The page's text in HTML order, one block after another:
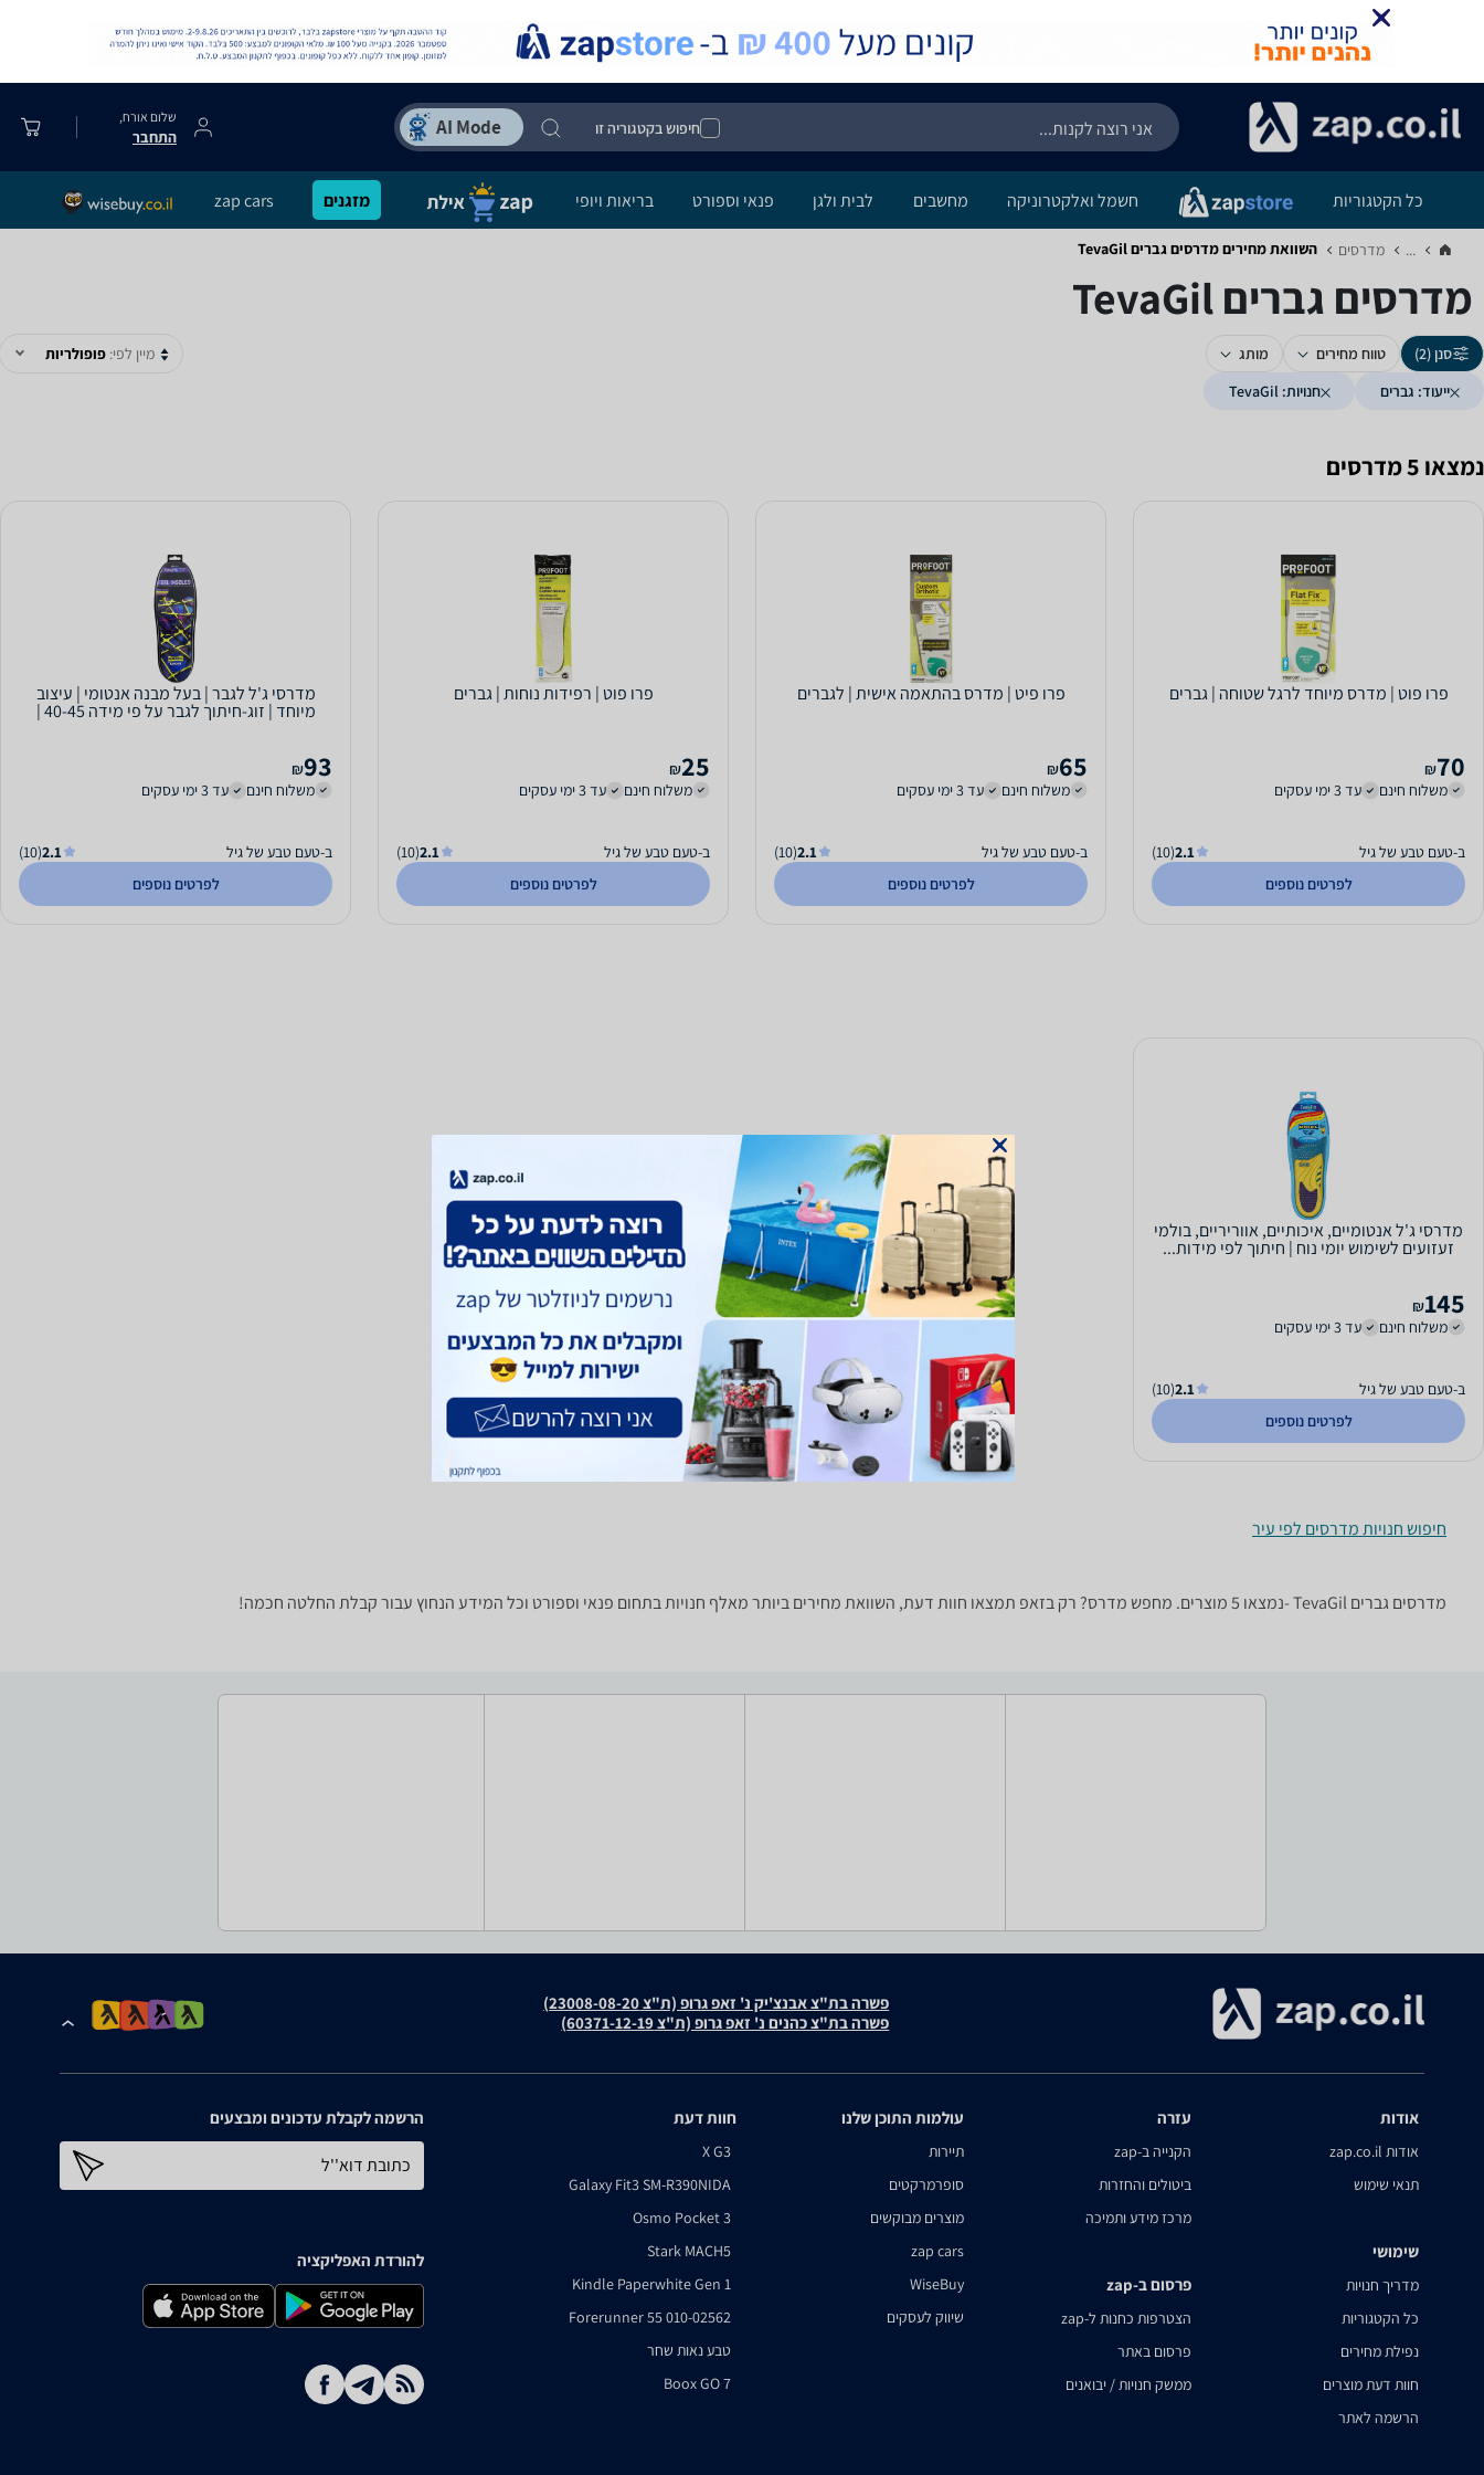
חיפוש בקטגוריה זו
שלום אורח,
התחבר
כל הקטגוריות חשמל ואלקטרוניקה מחשבים לבית ולגן פנאי וספורט בריאות ויופי מזגנים zap cars
... מדרסים‏ השוואת מחירים מדרסים ‏גברים ‏TevaGil
מדרסים ‏גברים ‏TevaGil
סנן (2) טווח מחירים
מותג
ייעוד: גברים
חנויות: TevaGil
מיין לפי: פופולריות
נמצאו 5 מדרסים
פרו פוט | מדרס מיוחד לרגל שטוחה | גברים
70
₪
משלוח חינם
עד 3 ימי עסקים
ב-טעם טבע של גיל 2.1
(10)
לפרטים נוספים
פרו פיט | מדרס בהתאמה אישית | לגברים
65
₪
משלוח חינם
עד 3 ימי עסקים
ב-טעם טבע של גיל 2.1
(10)
לפרטים נוספים
פרו פוט | רפידות נוחות | גברים
25
₪
משלוח חינם
עד 3 ימי עסקים
ב-טעם טבע של גיל 2.1
(10)
לפרטים נוספים
מדרסי ג'ל לגבר | בעל מבנה אנטומי | עיצוב
מיוחד | זוג-חיתוך לגבר על פי מידה 40-45 |
93
₪
משלוח חינם
עד 3 ימי עסקים
ב-טעם טבע של גיל 2.1
(10)
לפרטים נוספים
מדרסי ג'ל אנטומיים, איכותיים, אווריריים, בולמי
זעזועים לשימוש יומי נוח | חיתוך לפי מידות...
145
₪
משלוח חינם
עד 3 ימי עסקים
ב-טעם טבע של גיל 2.1
(10)
לפרטים נוספים
חיפוש חנויות מדרסים לפי עיר
מדרסים ‏גברים ‏TevaGil -נמצאו 5 מוצרים. מחפש מדרס? רק בזאפ תמצאו חוות דעת, השוואת מחירים ביותר מאלף חנויות בתחום פנאי וספורט וכל המידע הנחוץ עבור קבלת החלטה חכמה!
פשרה בת"צ אבנצ'יק נ' זאפ גרופ (ת"צ 23008-08-20)
פשרה בת"צ כהנים נ' זאפ גרופ (ת"צ 60371-12-19)
אודות
אודות zap.co.il
תנאי שימוש
שימושי
מדריך חנויות
כל הקטגוריות
נפילת מחירים
חוות דעת מוצרים
הרשמה לאתר
עזרה
הקנייה ב-zap
ביטולים והחזרות
מרכז מידע ותמיכה
פרסום ב-zap
הצטרפות כחנות ל-zap
פרסום באתר
ממשק חנויות / יבואנים
עולמות התוכן שלנו
תיירות
סופרמרקטים
מוצרים מבוקשים
zap cars
WiseBuy
שיווק לעסקים
חוות דעת
X G3
Galaxy Fit3 SM-R390NIDA
Osmo Pocket 3
Stark MACH5
Kindle Paperwhite Gen 1
Forerunner 55 010-02562
טבע נאות שחר
Boox GO 7
הרשמה לקבלת עדכונים ומבצעים
כתובת דוא''ל
להורדת האפליקציה